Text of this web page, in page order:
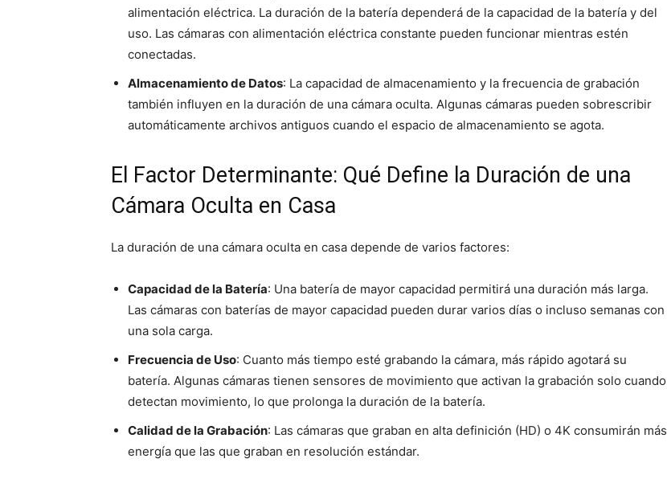
alimentación eléctrica. La duración de la batería dependerá de la capacidad de la batería y del
uso. Las cámaras con alimentación eléctrica constante pueden funcionar mientras estén
conectadas.
Almacenamiento de Datos: La capacidad de almacenamiento y la frecuencia de grabación
también influyen en la duración de una cámara oculta. Algunas cámaras pueden sobrescribir
automáticamente archivos antiguos cuando el espacio de almacenamiento se agota.
El Factor Determinante: Qué Define la Duración de una
Cámara Oculta en Casa
La duración de una cámara oculta en casa depende de varios factores:
Capacidad de la Batería: Una batería de mayor capacidad permitirá una duración más larga.
Las cámaras con baterías de mayor capacidad pueden durar varios días o incluso semanas con
una sola carga.
Frecuencia de Uso: Cuanto más tiempo esté grabando la cámara, más rápido agotará su
batería. Algunas cámaras tienen sensores de movimiento que activan la grabación solo cuando
detectan movimiento, lo que prolonga la duración de la batería.
Calidad de la Grabación: Las cámaras que graban en alta definición (HD) o 4K consumirán más
energía que las que graban en resolución estándar.